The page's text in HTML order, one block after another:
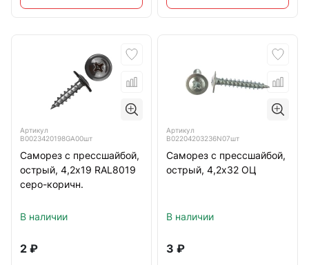
Артикул
B0023420198GA00шт
Саморез с прессшайбой,
острый, 4,2х19 RAL8019
серо-коричн.
В наличии
2 ₽
Артикул
B02204203236N07шт
Саморез с прессшайбой,
острый, 4,2х32 ОЦ
В наличии
3 ₽